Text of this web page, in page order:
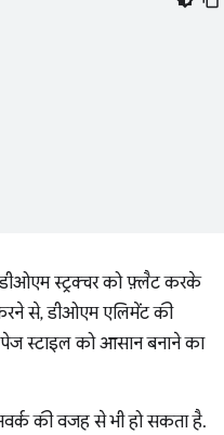
स्ट्रक्चर को फ़्लैट करके
से, डीओएम एलिमेंट की
स्टाइल को आसान बनाने का
की वजह से भी हो सकता है.